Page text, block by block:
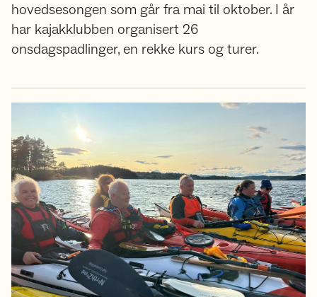
hovedsesongen som går fra mai til oktober. I år
har kajakklubben organisert 26
onsdagspadlinger, en rekke kurs og turer.